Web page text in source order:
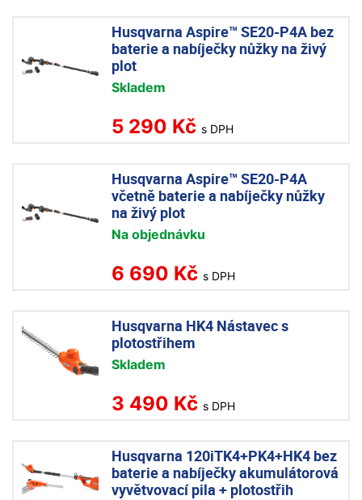
Husqvarna Aspire™ SE20-P4A bez
baterie a nabíječky nůžky na živý
plot
Skladem
5 290 Kč s DPH
Husqvarna Aspire™ SE20-P4A
včetně baterie a nabíječky nůžky
na živý plot
Na objednávku
6 690 Kč s DPH
Husqvarna HK4 Nástavec s
plotostřihem
Skladem
3 490 Kč s DPH
Husqvarna 120iTK4+PK4+HK4 bez
baterie a nabíječky akumulátorová
vyvětvovací pila + plotostřih